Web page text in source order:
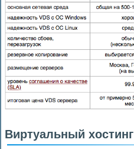
Виртуальный хостинг